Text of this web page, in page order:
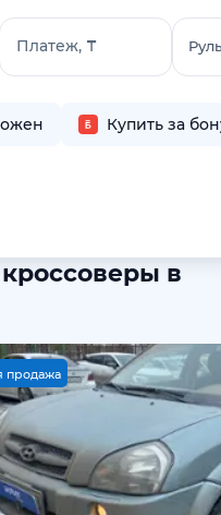
Платеж, ₸ Руль
Купить за
в
продажа